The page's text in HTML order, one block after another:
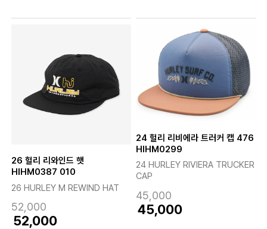
26 헐리 리와인드 햇
HIHM0387 010
26 HURLEY M REWIND HAT
52,000
52,000
24 헐리 리비에라 트러커 캡 476
HIHM0299
24 HURLEY RIVIERA TRUCKER
CAP
45,000
45,000